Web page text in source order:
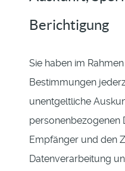
Berichtigung
Sie haben im
Bestimmungen
unentgeltliche
personenbezogenen
Empfänger und den
Datenverarbeitung